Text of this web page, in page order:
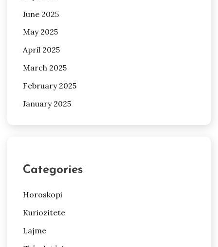
June 2025
May 2025
April 2025
March 2025
February 2025
January 2025
Categories
Horoskopi
Kuriozitete
Lajme